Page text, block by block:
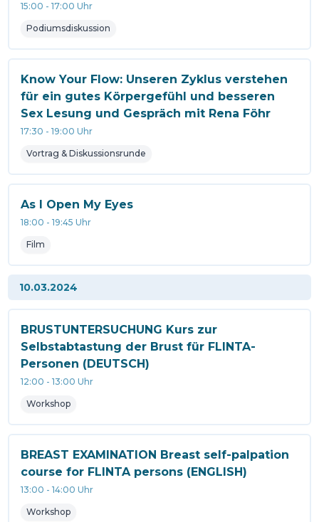
15:00 -17:00 Uhr
Podiumsdiskussion
Know Your Flow: Unseren Zyklus verstehen
für ein gutes Körpergefühl und besseren
Sex Lesung und Gespräch mit Rena Föhr
17:30 -19:00 Uhr
Vortrag & Diskussionsrunde
As I Open My Eyes
18:00 -19:45 Uhr
Film
10.03.2024
BRUSTUNTERSUCHUNG Kurs zur
Selbstabtastung der Brust für FLINTA-
Personen (DEUTSCH)
12:00 -13:00 Uhr
Workshop
BREAST EXAMINATION Breast self-palpation
course for FLINTA persons (ENGLISH)
13:00 -14:00 Uhr
Workshop